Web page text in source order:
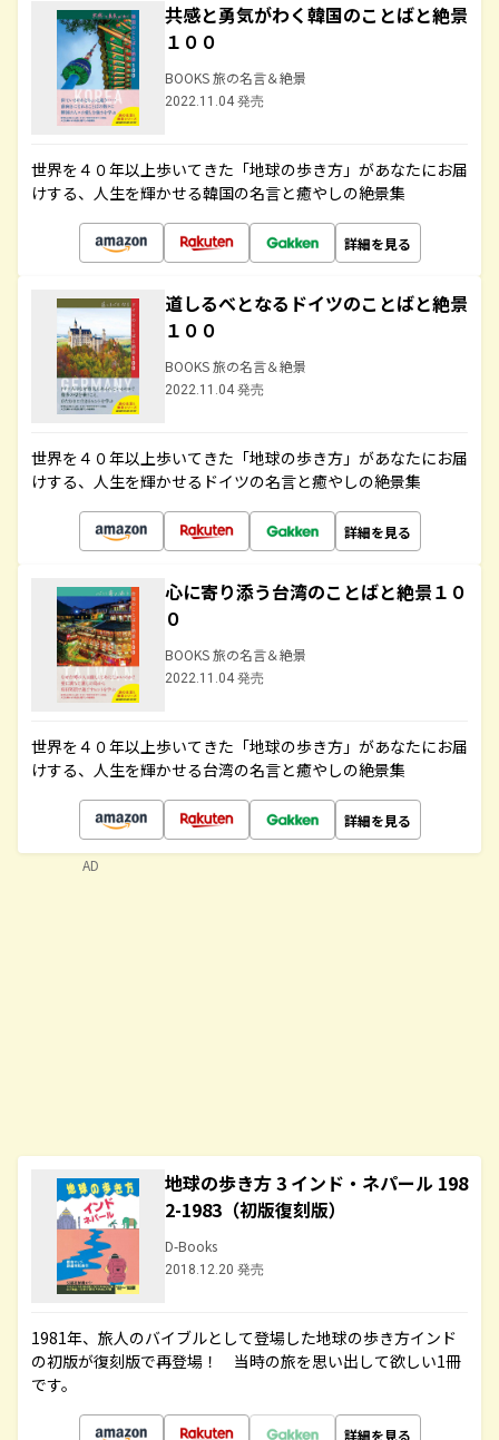
共感と勇気がわく韓国のことばと絶景
１００
BOOKS 旅の名言＆絶景
2022.11.04 発売
世界を４０年以上歩いてきた「地球の歩き方」があなたにお届
けする、人生を輝かせる韓国の名言と癒やしの絶景集
詳細を見る
道しるべとなるドイツのことばと絶景
１００
BOOKS 旅の名言＆絶景
2022.11.04 発売
世界を４０年以上歩いてきた「地球の歩き方」があなたにお届
けする、人生を輝かせるドイツの名言と癒やしの絶景集
詳細を見る
心に寄り添う台湾のことばと絶景１０
０
BOOKS 旅の名言＆絶景
2022.11.04 発売
世界を４０年以上歩いてきた「地球の歩き方」があなたにお届
けする、人生を輝かせる台湾の名言と癒やしの絶景集
詳細を見る
地球の歩き方 3 インド・ネパール 198
2-1983（初版復刻版）
D-Books
2018.12.20 発売
1981年、旅人のバイブルとして登場した地球の歩き方インド
の初版が復刻版で再登場！ 当時の旅を思い出して欲しい1冊
です。
詳細を見る
AD